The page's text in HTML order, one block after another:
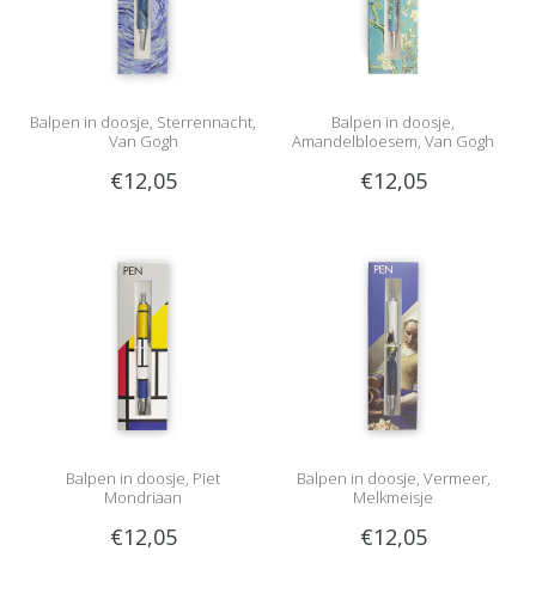
Balpen in doosje, Sterrennacht,
Van Gogh
€12,05
Balpen in doosje,
Amandelbloesem, Van Gogh
€12,05
Balpen in doosje, Piet
Mondriaan
€12,05
Balpen in doosje, Vermeer,
Melkmeisje
€12,05